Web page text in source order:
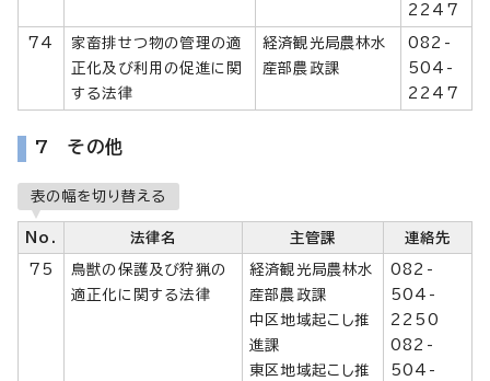
2247
74
家畜排せつ物の管理の適
正化及び利用の促進に関
する法律
経済観光局農林水
産部農政課
082-
504-
2247
7 その他
表の幅を切り替える
No. 法律名 主管課 連絡先
75
鳥獣の保護及び狩猟の
適正化に関する法律
経済観光局農林水
産部農政課
中区地域起こし推
進課
東区地域起こし推
082-
504-
2250
082-
504-